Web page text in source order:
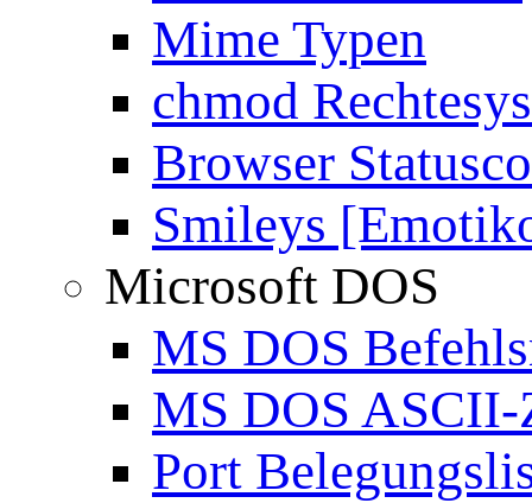
Mime Typen
chmod
Browser
Smileys
Microsoft DOS
MS DOS
MS DOS ASCII-
Port